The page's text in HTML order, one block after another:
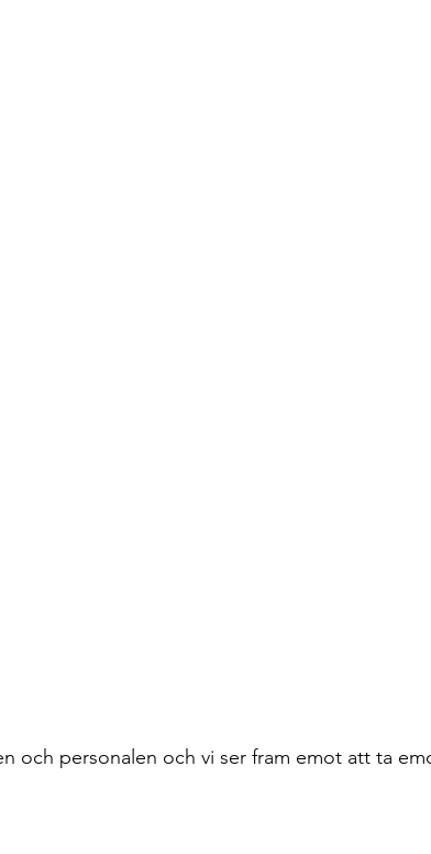
och personalen och vi ser fram emot att ta